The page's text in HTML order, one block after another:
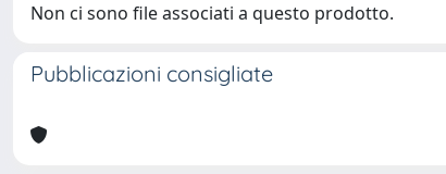
Non ci sono file associati a questo prodotto.
Pubblicazioni consigliate